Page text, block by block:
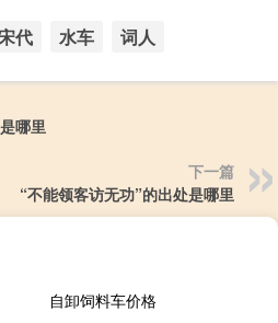
代 水车 词人
哪里
下一篇
“不能领客访无功”的出处是哪里
自卸饲料车价格